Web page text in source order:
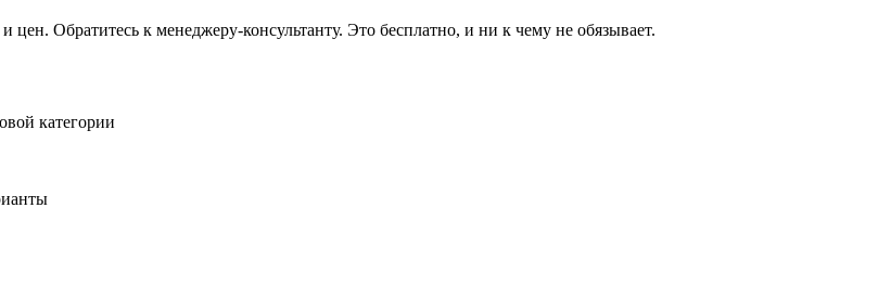
Обратитесь к менеджеру-консультанту. Это бесплатно, и ни к чему не обязывает.
категории